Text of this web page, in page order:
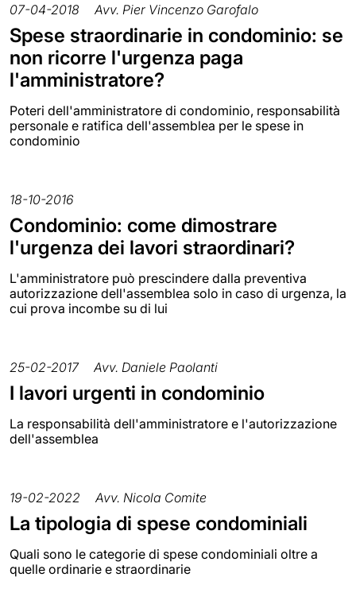
07-04-2018 Avv. Pier Vincenzo Garofalo
Spese straordinarie in condominio: se
non ricorre l'urgenza paga
l'amministratore?
Poteri dell'amministratore di condominio, responsabilità
personale e ratifica dell'assemblea per le spese in
condominio
18-10-2016
Condominio: come dimostrare
l'urgenza dei lavori straordinari?
L'amministratore può prescindere dalla preventiva
autorizzazione dell'assemblea solo in caso di urgenza, la
cui prova incombe su di lui
25-02-2017 Avv. Daniele Paolanti
I lavori urgenti in condominio
La responsabilità dell'amministratore e l'autorizzazione
dell'assemblea
19-02-2022 Avv. Nicola Comite
La tipologia di spese condominiali
Quali sono le categorie di spese condominiali oltre a
quelle ordinarie e straordinarie